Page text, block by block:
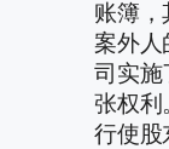
账簿
案外人
司实施
张权利
行使